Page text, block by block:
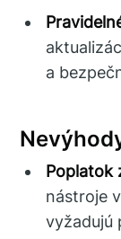
a
Poplatok
nástroje
vyžadujú